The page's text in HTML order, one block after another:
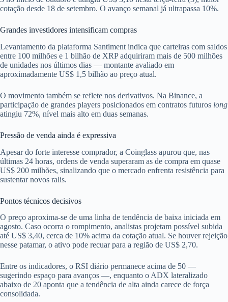
cotação desde 18 de setembro. O avanço semanal já ultrapassa 10%.
Grandes investidores intensificam compras
Levantamento da plataforma Santiment indica que carteiras com saldos
entre 100 milhões e 1 bilhão de XRP adquiriram mais de 500 milhões
de unidades nos últimos dias — montante avaliado em
aproximadamente US$ 1,5 bilhão ao preço atual.
O movimento também se reflete nos derivativos. Na Binance, a
participação de grandes players posicionados em contratos futuros long
atingiu 72%, nível mais alto em duas semanas.
Pressão de venda ainda é expressiva
Apesar do forte interesse comprador, a Coinglass apurou que, nas
últimas 24 horas, ordens de venda superaram as de compra em quase
US$ 200 milhões, sinalizando que o mercado enfrenta resistência para
sustentar novos ralis.
Pontos técnicos decisivos
O preço aproxima-se de uma linha de tendência de baixa iniciada em
agosto. Caso ocorra o rompimento, analistas projetam possível subida
até US$ 3,40, cerca de 10% acima da cotação atual. Se houver rejeição
nesse patamar, o ativo pode recuar para a região de US$ 2,70.
Entre os indicadores, o RSI diário permanece acima de 50 —
sugerindo espaço para avanços —, enquanto o ADX lateralizado
abaixo de 20 aponta que a tendência de alta ainda carece de força
consolidada.